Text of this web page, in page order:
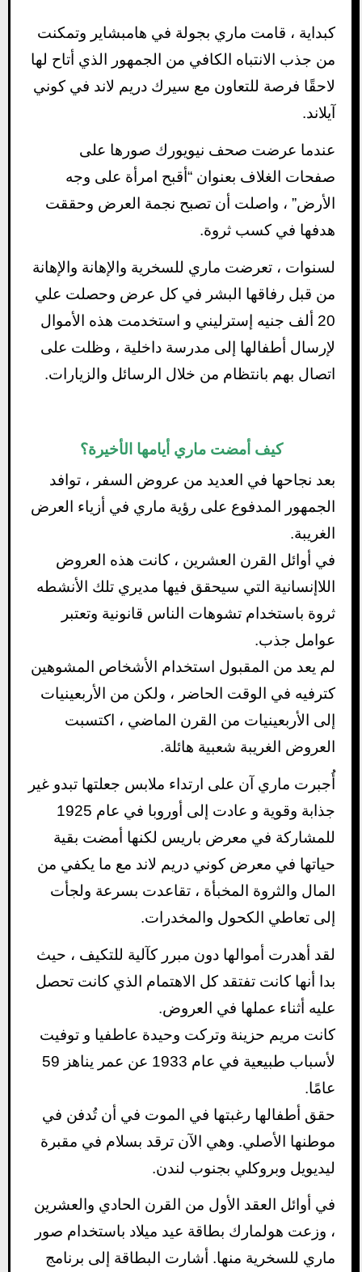
كبداية ، قامت ماري بجولة في هامبشاير وتمكنت
من جذب الانتباه الكافي من الجمهور الذي أتاح لها
لاحقًا فرصة للتعاون مع سيرك دريم لاند في كوني
آيلاند.
عندما عرضت صحف نيويورك صورها على
صفحات الغلاف بعنوان “أقبح امرأة على وجه
الأرض” ، واصلت أن تصبح نجمة العرض وحققت
هدفها في كسب ثروة.
لسنوات ، تعرضت ماري للسخرية والإهانة والإهانة
من قبل رفاقها البشر في كل عرض وحصلت علي
20 ألف جنيه إسترليني و استخدمت هذه الأموال
لإرسال أطفالها إلى مدرسة داخلية ، وظلت على
اتصال بهم بانتظام من خلال الرسائل والزيارات.
كيف أمضتماري أيامها الأخيرة؟
بعد نجاحها في العديد من عروض السفر ، توافد
الجمهور المدفوع على رؤية ماري في أزياء العرض
الغريبة.
في أوائل القرن العشرين ، كانت هذه العروض
اللاإنسانية التي سيحقق فيها مديري تلك الأنشطه
ثروة باستخدام تشوهات الناس قانونية وتعتبر
عوامل جذب.
لم يعد من المقبول استخدام الأشخاص المشوهين
كترفيه في الوقت الحاضر ، ولكن من الأربعينيات
إلى الأربعينيات من القرن الماضي ، اكتسبت
العروض الغريبة شعبية هائلة.
أُجبرت ماري آن على ارتداء ملابس جعلتها تبدو غير
جذابة وقوية و عادت إلى أوروبا في عام 1925
للمشاركة في معرض باريس لكنها أمضت بقية
حياتها في معرض كوني دريم لاند مع ما يكفي من
المال والثروة المخبأة ، تقاعدت بسرعة ولجأت
إلى تعاطي الكحول والمخدرات.
لقد أهدرت أموالها دون مبرر كآلية للتكيف ، حيث
بدا أنها كانت تفتقد كل الاهتمام الذي كانت تحصل
عليه أثناء عملها في العروض.
كانت مريم حزينة وتركت وحيدة عاطفيا و توفيت
لأسباب طبيعية في عام 1933 عن عمر يناهز 59
عامًا.
حقق أطفالها رغبتها في الموت في أن تُدفن في
موطنها الأصلي. وهي الآن ترقد بسلام في مقبرة
ليديويل وبروكلي بجنوب لندن.
في أوائل العقد الأول من القرن الحادي والعشرين
، وزعت هولمارك بطاقة عيد ميلاد باستخدام صور
ماري للسخرية منها. أشارت البطاقة إلى برنامج